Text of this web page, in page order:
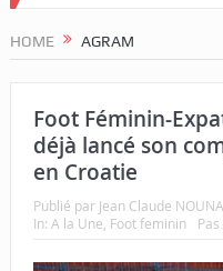
HOME AGRAM
Foot Féminin-
déjà lancé son
en Croatie
Publié par Jean Claude
In: A la Une Foot feminin